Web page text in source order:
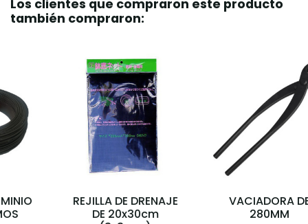
Los clientes que compraron este producto
también compraron:
REJILLA DE DRENAJE
DE 20x30cm
VACIADORA DE